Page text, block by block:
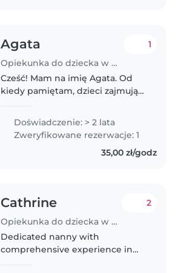
Agata
Opiekunka do dziecka w Wrocław
1
Cześć! Mam na imię Agata. Od
kiedy pamiętam, dzieci zajmują
życiu. Jako druga najstarsza z
rodzeństwa naturalnie i z wielką
radością przejęłam rolę
Doświadczenie: > 2 lata
Zweryfikowane rezerwacje: 1
35,00 zł/godz
Cathrine
Opiekunka do dziecka w Wrocław
2
Dedicated nanny with
comprehensive experience in